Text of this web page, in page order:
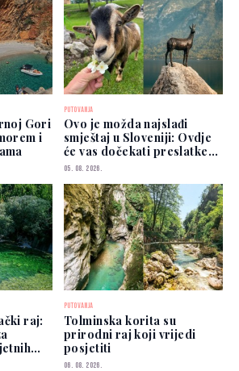
Gori
i
PUTOVANJA
Ovo je možda najslađi
smještaj u Sloveniji: Ovdje
će vas dočekati preslatke
koze
05. 08. 2026.
raj:
PUTOVANJA
Tolminska korita su
prirodni raj koji vrijedi
posjetiti
06. 08. 2026.